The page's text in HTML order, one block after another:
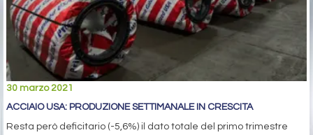
30 marzo 2021
ACCIAIO USA: PRODUZIONE SETTIMANALE IN CRESCITA
Resta però deficitario (-5,6%) il dato totale del primo trimestre